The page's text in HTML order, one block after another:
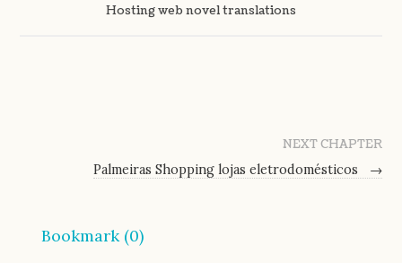
Hosting web novel translations
NEXT CHAPTER
Palmeiras Shopping lojas eletrodomésticos
→
Bookmark (0)